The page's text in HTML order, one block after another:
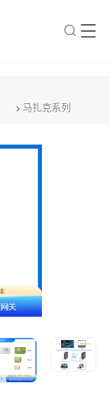
> 马扎克系列